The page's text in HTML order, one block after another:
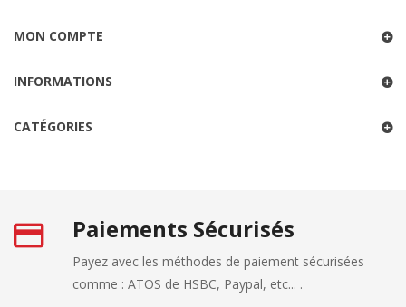
MON COMPTE
INFORMATIONS
CATÉGORIES
Paiements Sécurisés
Payez avec les méthodes de paiement sécurisées
comme : ATOS de HSBC, Paypal, etc... .